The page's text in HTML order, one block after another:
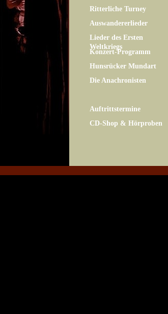
Ritterliche Turney
Auswandererlieder
Lieder des Ersten
Weltkriegs
Konzert-Programm
Hunsrücker Mundart
Die Anachronisten
Auftrittstermine
CD-Shop & Hörproben